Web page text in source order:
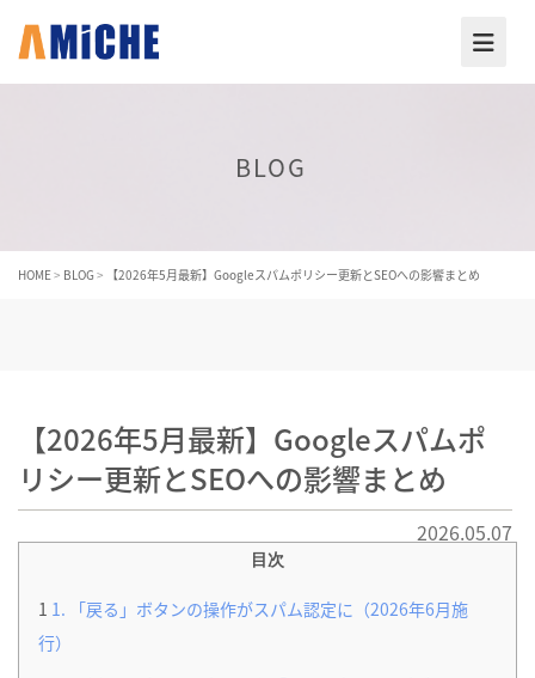
BLOG
HOME> BLOG > 【2026年5月最新】Googleスパムポリシー更新とSEOへの影響まとめ
【2026年5月最新】Googleスパムポ
リシー更新とSEOへの影響まとめ
2026.05.07
目次
1 1. 「戻る」ボタンの操作がスパム認定に（2026年6月施
行）